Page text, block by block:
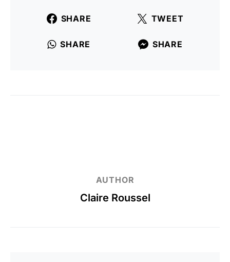
SHARE TWEET
SHARE SHARE
AUTHOR
Claire Roussel